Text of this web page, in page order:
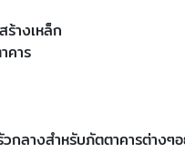
างเหล็ก
คาร
กลางสำหรับภัตตาคารต่างๆ